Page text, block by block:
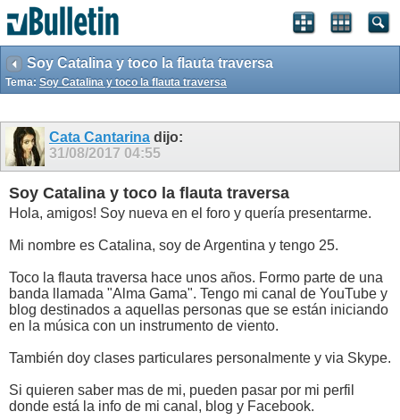
Soy Catalina y toco la flauta traversa
Tema: Soy Catalina y toco la flauta traversa
Cata Cantarina dijo:
31/08/2017 04:55
Soy Catalina y toco la flauta traversa
Hola, amigos! Soy nueva en el foro y quería presentarme.
Mi nombre es Catalina, soy de Argentina y tengo 25.
Toco la flauta traversa hace unos años. Formo parte de una
banda llamada "Alma Gama". Tengo mi canal de YouTube y
blog destinados a aquellas personas que se están iniciando
en la música con un instrumento de viento.
También doy clases particulares personalmente y via Skype.
Si quieren saber mas de mi, pueden pasar por mi perfil
donde está la info de mi canal, blog y Facebook.